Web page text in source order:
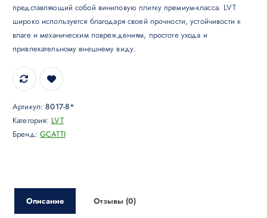
представляющий собой виниловую плитку премиум-класса. LVT
широко используется благодаря своей прочности, устойчивости к
влаге и механическим повреждениям, простоте ухода и
привлекательному внешнему виду.
Артикул:8017-8*
Категория: LVT
Бренд:GCATTI
Описание Отзывы (0)